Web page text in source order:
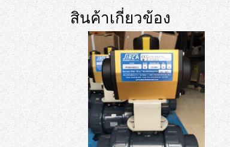
สินค้าเกี่ยวข้อง